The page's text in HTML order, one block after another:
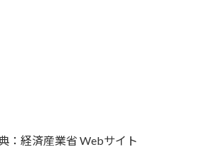
：経済産業省 Webサイト